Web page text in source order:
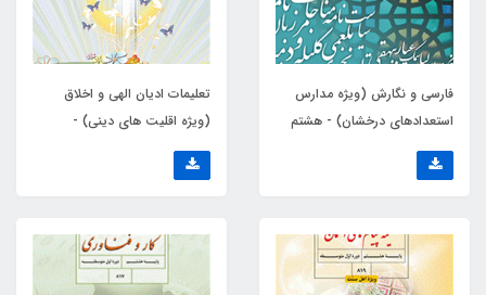
فارسی و نگارش (ویژه مدارس
استعدادهای درخشان) - هشتم
تعلیمات ادیان الهی و اخلاق
(ویژه اقلیت های دینی) -
(هشتم)